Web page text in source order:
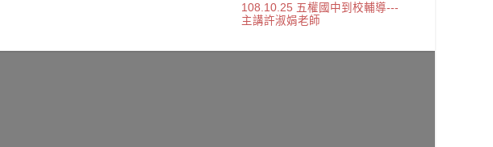
108.10.25 五權國中到校輔導---
主講許淑娟老師